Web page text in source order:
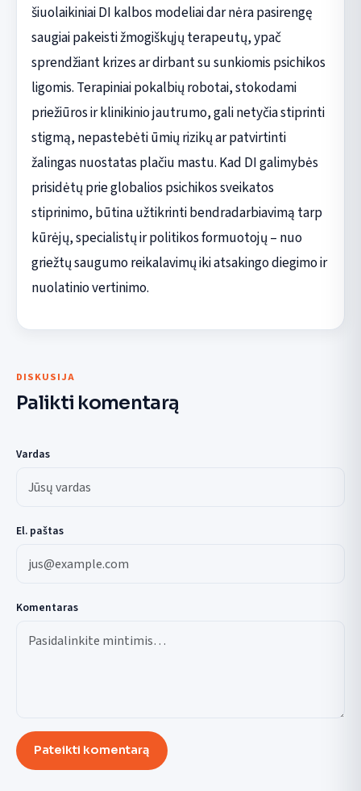
šiuolaikiniai DI kalbos modeliai dar nėra pasirengę
saugiai pakeisti žmogiškųjų terapeutų, ypač
sprendžiant krizes ar dirbant su sunkiomis psichikos
ligomis. Terapiniai pokalbių robotai, stokodami
priežiūros ir klinikinio jautrumo, gali netyčia stiprinti
stigmą, nepastebėti ūmių rizikų ar patvirtinti
žalingas nuostatas plačiu mastu. Kad DI galimybės
prisidėtų prie globalios psichikos sveikatos
stiprinimo, būtina užtikrinti bendradarbiavimą tarp
kūrėjų, specialistų ir politikos formuotojų – nuo
griežtų saugumo reikalavimų iki atsakingo diegimo ir
nuolatinio vertinimo.
DISKUSIJA
Palikti komentarą
Vardas
El. paštas
Komentaras
Pateikti komentarą